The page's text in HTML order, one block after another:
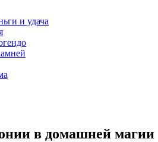
и удача
в домашней магии